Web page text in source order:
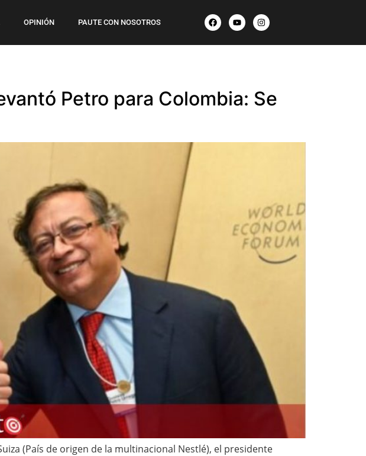
OPINIÓN PAUTE CON NOSOTROS
Petro para Colombia: Se
(País de origen de la multinacional Nestlé), el presidente